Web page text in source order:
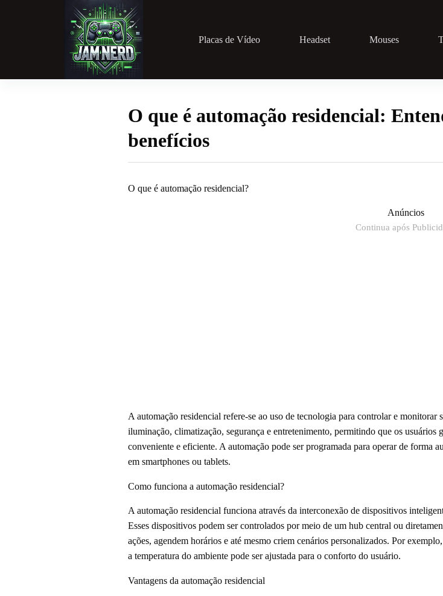
Placas de Vídeo Headset Mouses
O que é automação residencial:
benefícios
O que é automação residencial?
Anúncios
Continua após
A automação residencial refere-se ao uso de tecnologia para controlar e
iluminação, climatização, segurança e entretenimento, permitindo que os usuários
conveniente e eficiente. A automação pode ser programada para operar de forma
em smartphones ou tablets.
Como funciona a automação residencial?
A automação residencial funciona através da interconexão de dispositivos
Esses dispositivos podem ser controlados por meio de um hub central ou
ações, agendem horários e até mesmo criem cenários personalizados. Por
a temperatura do ambiente pode ser ajustada para o conforto do usuário.
Vantagens da automação residencial